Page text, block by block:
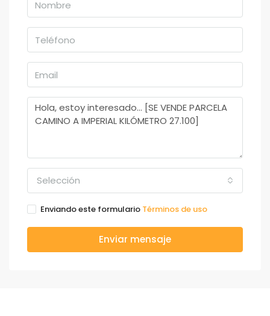
Selección
Enviando este formulario Términos de uso
Enviar mensaje